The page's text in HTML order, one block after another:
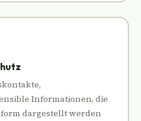
Informationen, die
dargestellt werden